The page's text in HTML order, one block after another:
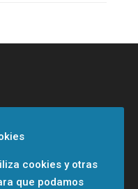
cookies y otras
que podamos